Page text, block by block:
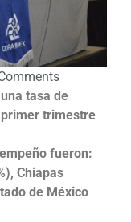
tasa de
trimestre
fueron:
Chiapas
de México